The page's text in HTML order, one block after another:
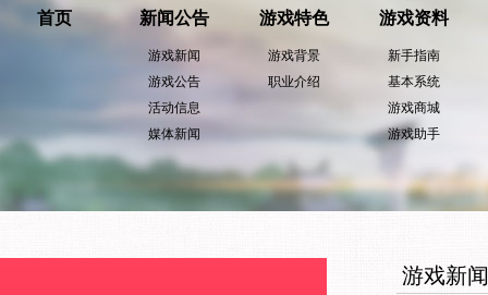
首页 新闻公告
游戏新闻
游戏公告
活动信息
媒体新闻
游戏特色
游戏背景
职业介绍
游戏资料
新手指南
基本系统
游戏商城
游戏助手
游戏新闻